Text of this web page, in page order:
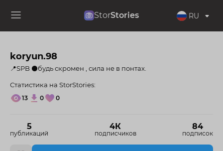
StorStories RU
koryun.98
5
публикаций
4К
подписчиков
84
подписок
📍SPB ⚫️будь скромен , сила не в понтах.
Статистика на StorStories:
13 0 0